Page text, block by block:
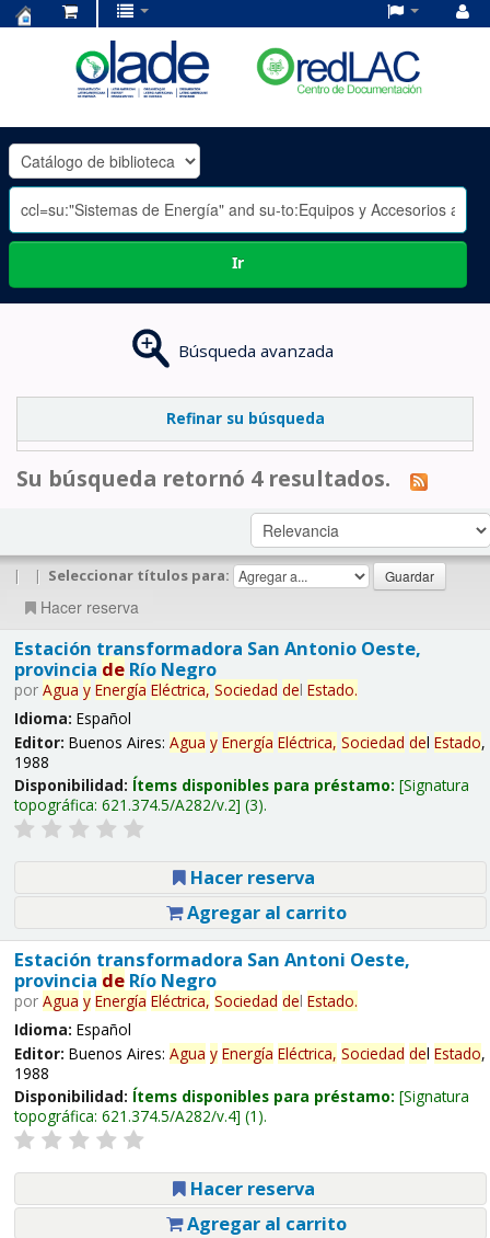
OLADE
-
Ir
Búsqueda avanzada
Refinar su búsqueda
Su búsqueda retornó 4 resultados.
| | Seleccionar títulos para:
Hacer reserva
Estación transformadora San Antonio Oeste,
provincia deRío Negro
por Agua y Energía Eléctrica, Sociedad del Estado.
Idioma: Español
Editor: Buenos Aires: Agua y Energía Eléctrica, Sociedad del Estado,
1988
Disponibilidad: Ítems disponibles para préstamo: Signatura
topográfica: 621.374.5/A282/v.2 (3).
Hacer reserva
Agregar al carrito
Estación transformadora San Antoni Oeste,
provincia deRío Negro
por Agua y Energía Eléctrica, Sociedad del Estado.
Idioma: Español
Editor: Buenos Aires: Agua y Energía Eléctrica, Sociedad del Estado,
1988
Disponibilidad: Ítems disponibles para préstamo: Signatura
topográfica: 621.374.5/A282/v.4 (1).
Hacer reserva
Agregar al carrito